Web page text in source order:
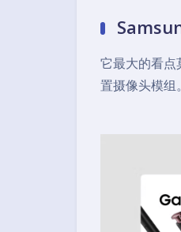
它最大的看点
置摄像头模组。